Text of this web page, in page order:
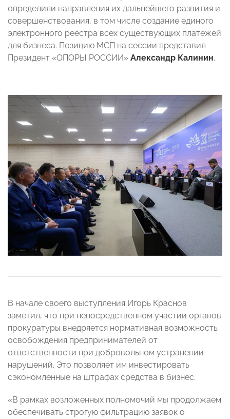
определили направления их дальнейшего развития и
совершенствования, в том числе создание единого
электронного реестра всех существующих платежей
для бизнеса. Позицию МСП на сессии представил
Президент «ОПОРЫ РОССИИ» Александр Калинин.
В начале своего выступления Игорь Краснов
заметил, что при непосредственном участии органов
прокуратуры внедряется нормативная возможность
освобождения предпринимателей от
ответственности при добровольном устранении
нарушений. Это позволяет им инвестировать
сэкономленные на штрафах средства в бизнес.
«В рамках возложенных полномочий мы продолжаем
обеспечивать строгую фильтрацию заявок о